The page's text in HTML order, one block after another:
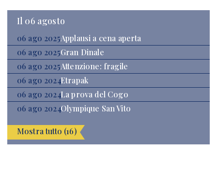
Il 06 agosto
06 ago 2025Applausi a cena aperta
06 ago 2025Gran Dinale
06 ago 2025Attenzione: fragile
06 ago 2024Etrapak
06 ago 2024La prova del Cogo
06 ago 2024Olympique San Vito
Mostra tutto (16)